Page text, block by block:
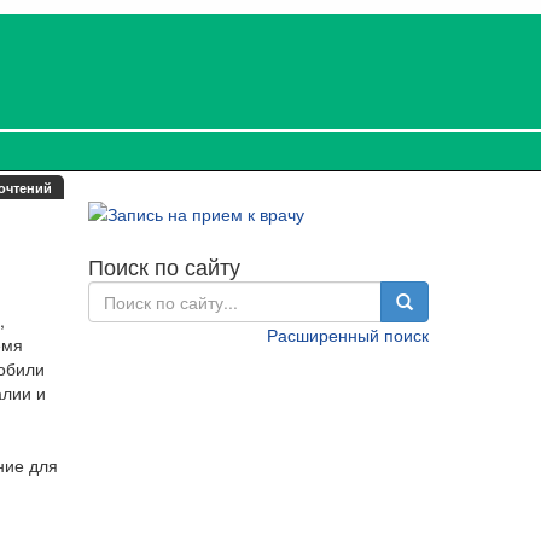
и
для
Поиск по сайту
Расширенный поиск